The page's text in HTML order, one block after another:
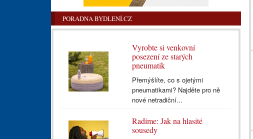
PORADNA BYDLENÍ.CZ
Vyrobte si venkovní
posezení ze starých
pneumatik
Přemýšlíte, co s ojetými
pneumatikami? Najděte pro ně
nové netradiční...
Radíme: Jak na hlasité
sousedy